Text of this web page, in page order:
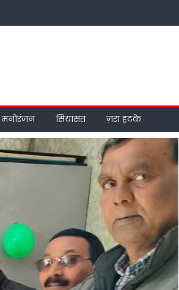
मनोरंजन सियासत ज़रा हटके